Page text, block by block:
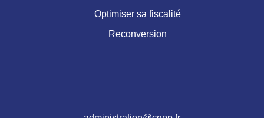
Optimiser sa fiscalité
Reconversion